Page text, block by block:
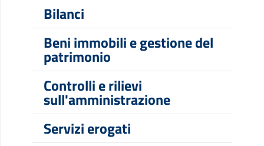
Bilanci
Beni immobili e gestione del
patrimonio
Controlli e rilievi
sull'amministrazione
Servizi erogati